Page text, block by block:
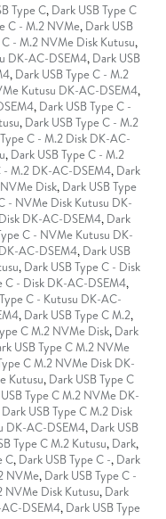
Type C, Dark USB Type C
C - M.2 NVMe, Dark USB
- M.2 NVMe Disk Kutusu,
DK-AC-DSEM4, Dark USB
, Dark USB Type C - M.2
Kutusu DK-AC-DSEM4,
, Dark USB Type C -
, Dark USB Type C - M.2
C - M.2 Disk DK-AC-
, Dark USB Type C - M.2
- M.2 DK-AC-DSEM4, Dark
Disk, Dark USB Type
- NVMe Disk Kutusu DK-
DK-AC-DSEM4, Dark
C - NVMe Kutusu DK-
AC-DSEM4, Dark USB
, Dark USB Type C - Disk
C - Disk DK-AC-DSEM4,
C - Kutusu DK-AC-
, Dark USB Type C M.2,
C M.2 NVMe Disk, Dark
USB Type C M.2 NVMe
C M.2 NVMe Disk DK-
Kutusu, Dark USB Type C
Type C M.2 NVMe DK-
Dark USB Type C M.2 Disk
DK-AC-DSEM4, Dark USB
Type C M.2 Kutusu, Dark,
C, Dark USB Type C -, Dark
NVMe, Dark USB Type C -
NVMe Disk Kutusu, Dark
DSEM4, Dark USB Type